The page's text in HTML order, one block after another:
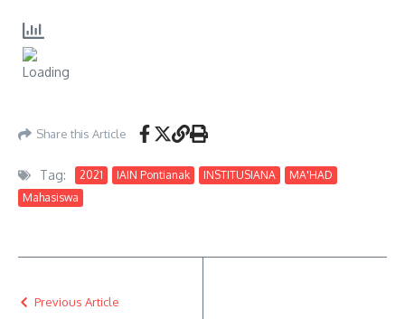
Share this Article
Tag: 2021 IAIN Pontianak INSTITUSIANA
MA'HAD
Mahasiswa
Previous Article